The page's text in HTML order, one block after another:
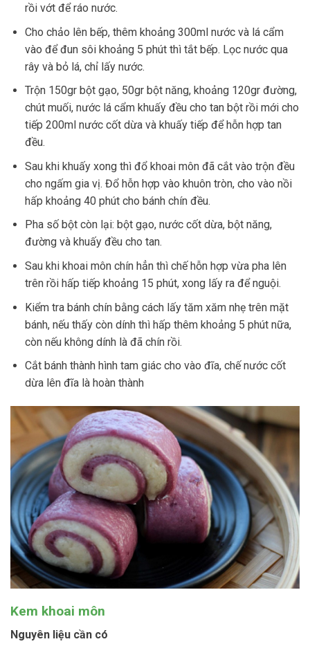
rồi vớt để ráo nước.
Cho chảo lên bếp, thêm khoảng 300ml nước và lá cẩm
vào để đun sôi khoảng 5 phút thì tắt bếp. Lọc nước qua
rây và bỏ lá, chỉ lấy nước.
Trộn 150gr bột gạo, 50gr bột năng, khoảng 120gr đường,
chút muối, nước lá cẩm khuấy đều cho tan bột rồi mới cho
tiếp 200ml nước cốt dừa và khuấy tiếp để hỗn hợp tan
đều.
Sau khi khuấy xong thì đổ khoai môn đã cắt vào trộn đều
cho ngấm gia vị. Đổ hỗn hợp vào khuôn tròn, cho vào nồi
hấp khoảng 40 phút cho bánh chín đều.
Pha số bột còn lại: bột gạo, nước cốt dừa, bột năng,
đường và khuấy đều cho tan.
Sau khi khoai môn chín hẳn thì chế hỗn hợp vừa pha lên
trên rồi hấp tiếp khoảng 15 phút, xong lấy ra để nguội.
Kiểm tra bánh chín bằng cách lấy tăm xăm nhẹ trên mặt
bánh, nếu thấy còn dính thì hấp thêm khoảng 5 phút nữa,
còn nếu không dính là đã chín rồi.
Cắt bánh thành hình tam giác cho vào đĩa, chế nước cốt
dừa lên đĩa là hoàn thành
Kem khoai môn
Nguyên liệu cần có